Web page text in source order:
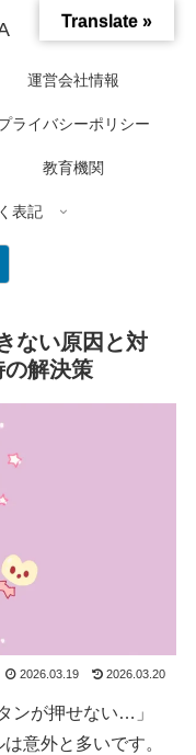
運営会社情報
ライバシーポリシー
教育機関
表記
ない原因と対
解決策
2026.03.19 2026.03.20
ンが押せない…」
意外と多いです。
Translate »